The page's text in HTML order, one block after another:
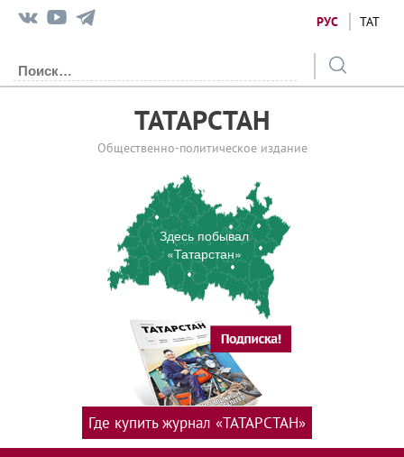
РУС ТАТ
ТАТАРСТАН
Общественно-политическое издание
Здесь побывал
«Татарстан»
Где купить журнал «ТАТАРСТАН»